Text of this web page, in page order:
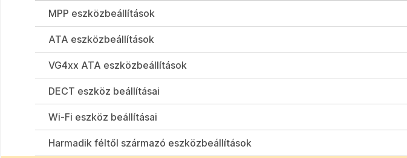
MPP eszközbeállítások
ATA eszközbeállítások
VG4xx ATA eszközbeállítások
DECT eszköz beállításai
Wi-Fi eszköz beállításai
Harmadik féltől származó eszközbeállítások